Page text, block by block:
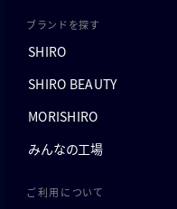
ブランドを探す
SHIRO
SHIRO BEAUTY
MORISHIRO
みんなの工場
ご利用について